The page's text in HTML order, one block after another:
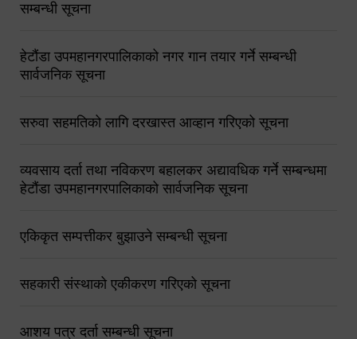
सम्बन्धी सूचना
हेटौंडा उपमहानगरपालिकाको नगर गान तयार गर्ने सम्बन्धी
सार्वजनिक सूचना
सरुवा सहमतिको लागि दरखास्त आव्हान गरिएको सूचना
व्यवसाय दर्ता तथा नविकरण बहालकर अद्यावधिक गर्ने सम्बन्धमा
हेटौंडा उपमहानगरपालिकाको सार्वजनिक सूचना
एकिकृत सम्पत्तीकर बुझाउने सम्बन्धी सूचना
सहकारी संस्थाको एकीकरण गरिएको सूचना
आशय पत्र दर्ता सम्बन्धी सूचना